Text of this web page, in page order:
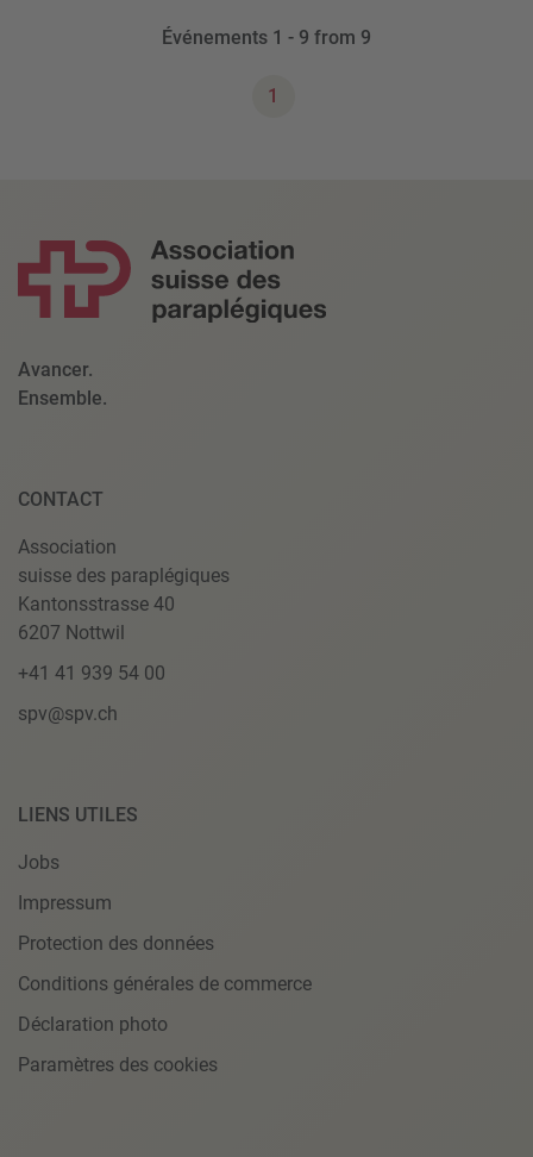
Événements 1 - 9 from 9
1
Avancer.
Ensemble.
CONTACT
Association
suisse des paraplégiques
Kantonsstrasse 40
6207 Nottwil
+41 41 939 54 00
spv@spv.ch
LIENS UTILES
Jobs
Impressum
Protection des données
Conditions générales de commerce
Déclaration photo
Paramètres des cookies